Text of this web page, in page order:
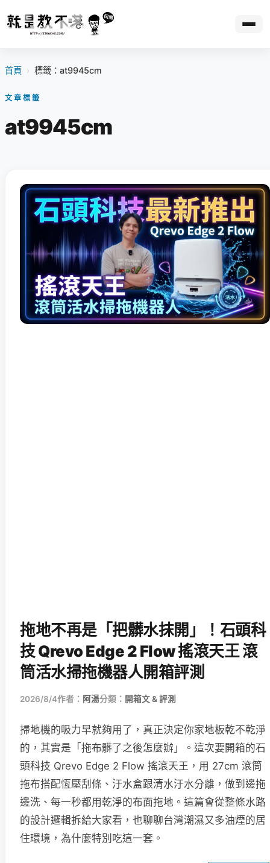
首頁 › 標籤：at9945cm
文章標籤
at9945cm
拖地不再是「把髒水抹開」！石頭科
技 Qrevo Edge 2 Flow 搖滾天王 滾
筒活水掃拖機器人開箱評測
2026/8/4作者： 阿湯分類： 開箱文 & 評測
掃地機的吸力早就夠用了，真正決定你家地板乾不乾淨
的，其實是「拖布髒了之後怎麼辦」。這次要開箱的石
頭科技 Qrevo Edge 2 Flow 搖滾天王，用 27cm 滾筒
拖布搭配恆壓刮條、汙水盒跟清水汙水分離，做到邊拖
邊洗、每一秒都用乾淨的布面拖地。這篇會從整條水路
的設計邏輯拆給大家看，也聊聊台灣潮濕又多油煙的居
住環境，為什麼特別吃這一套。